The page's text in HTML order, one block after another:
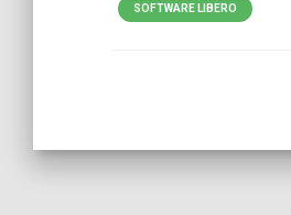
SOFTWARE LIBERO